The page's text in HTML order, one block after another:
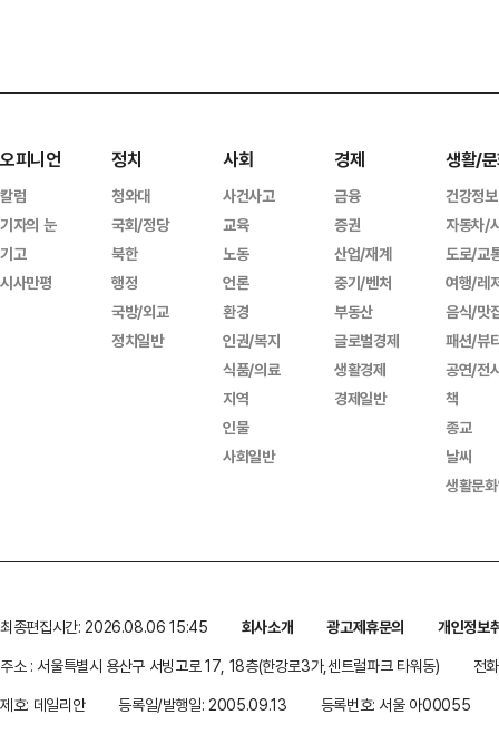
오피니언
칼럼
기자의 눈
기고
시사만평
정치
청와대
국회/정당
북한
행정
국방/외교
정치일반
사회
사건사고
교육
노동
언론
환경
인권/복지
식품/의료
지역
인물
사회일반
경제
금융
증권
산업/재계
중기/벤처
부동산
글로벌경제
생활경제
경제일반
생활/
건강정보
자동차/
도로/교
여행/레
음식/맛
패션/뷰
공연/전
책
종교
날씨
생활문
최종편집시간: 2026.08.06 15:45 회사소개 광고제휴문의
개인정보
주소 : 서울특별시 용산구 서빙고로 17, 18층(한강로3가,센트럴파크 타워동)
전
제호: 데일리안
등록일/발행일: 2005.09.13 등록번호: 서울 아00055